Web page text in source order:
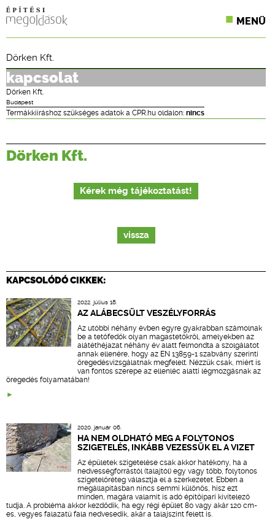
MENÜ
ONLINE KÉPZÉSEK
TERVEZÉSI SEGÉDLETEK
Dörken Kft.
kapcsolat
Dörken Kft.
Budapest
Termákkiíráshoz szükséges adatok a CPR.hu oldalon: nincs
Dörken Kft.
Kérek még tájékoztatást!
vissza
KAPCSOLÓDÓ CIKKEK:
2022. július 18.
AZ ALÁBECSÜLT VESZÉLYFORRÁS
Az utóbbi néhány évben egyre gyakrabban számolnak
be a tetőfedők olyan magastetőkről, amelyekben az
alátéthéjazat néhány év alatt felmondta a szolgálatot
annak ellenére, hogy az EN 13859-1 szabvány szerinti
öregedésvizsgálatnak megfelelt. Nézzük csak, miért is
van fontos szerepe az ellenléc alatti légmozgásnak az
öregedés folyamatában!
2020. január 06.
HA NEM OLDHATÓ MEG A FOLYTONOS
SZIGETELÉS, INKÁBB VEZESSÜK EL A VIZET
Az épületek szigetelése csak akkor hatékony, ha a
nedvességforrástól (talajtól) egy vagy több, folytonos
szigetelőréteg választja el a szerkezetet. Ebben a
megállapításban nincs semmi különös, hisz ezt
minden, magára valamit is adó építőipari kivitelező
tudja. A probléma akkor kezdődik, ha egy régi épület 80 vagy akár 120 cm-
es, vegyes falazatú fala nedvesedik, akár a talajszint felett is.